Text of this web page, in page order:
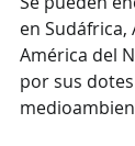
en Sudáfrica,
América del
por sus